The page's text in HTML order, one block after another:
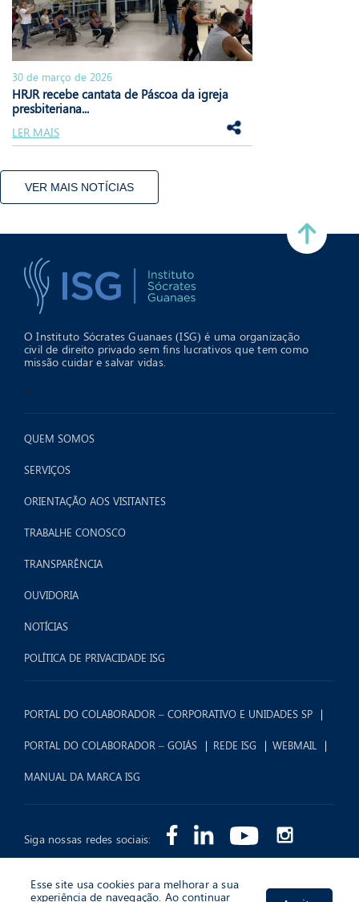
30 de março de 2026
HRJR recebe cantata de Páscoa da igreja
presbiteriana...
LER MAIS
VER MAIS NOTÍCIAS
O Instituto Sócrates Guanaes (ISG) é uma organização
civil de direito privado sem fins lucrativos que tem como
missão cuidar e salvar vidas.
>
QUEM SOMOS
SERVIÇOS
ORIENTAÇÃO AOS VISITANTES
TRABALHE CONOSCO
TRANSPARÊNCIA
OUVIDORIA
NOTÍCIAS
POLÍTICA DE PRIVACIDADE ISG
PORTAL DO COLABORADOR – CORPORATIVO E UNIDADES SP
PORTAL DO COLABORADOR – GOIÁS REDE ISG WEBMAIL
MANUAL DA MARCA ISG
Siga nossas redes sociais:
Esse site usa cookies para melhorar a sua
experiência de navegação. Ao continuar